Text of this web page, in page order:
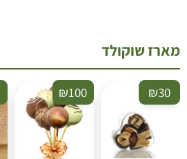
שוקולד
₪30
₪100